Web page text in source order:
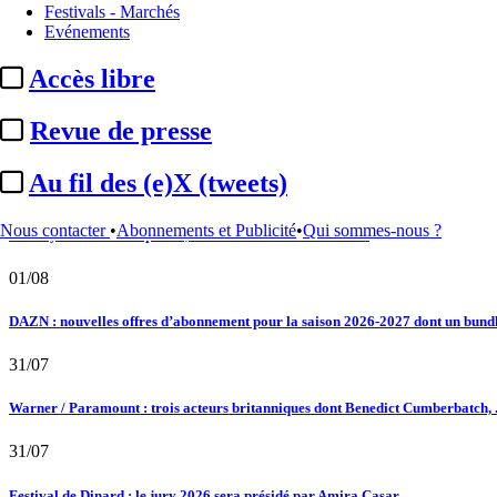
Festivals - Marchés
Evénements
Accès libre
Revue de presse
Au fil des (e)X (tweets)
Nous contacter •Abonnements et Publicité•Qui sommes-nous ?
02/08
Satellifacts : pause d'été
02/08
"L'Odyssée" : à Montpellier, le seul cinéma de France à ...
01/08
DAZN : nouvelles offres d’abonnement pour la saison 2026-2027 dont un
31/07
Warner / Paramount : trois acteurs britanniques dont Benedict Cumberbatch,
31/07